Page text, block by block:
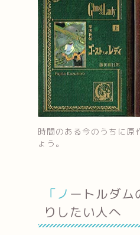
時間のある今のうちに原
ょう。
「ノートルダムの鐘」深く沼入
りしたい人へ